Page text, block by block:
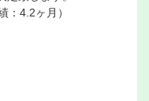
：4.2ヶ月）